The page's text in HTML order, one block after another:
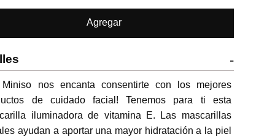
Agregar
-
Miniso nos encanta consentirte con los mejores
de cuidado facial! Tenemos para ti esta
iluminadora de vitamina E. Las mascarillas
ayudan a aportar una mayor hidratación a la piel